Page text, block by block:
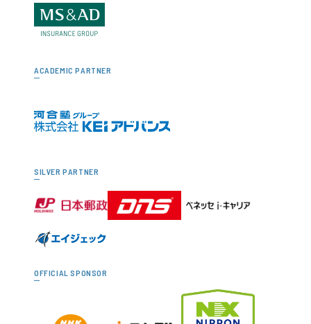
ACADEMIC PARTNER
SILVER PARTNER
OFFICIAL SPONSOR